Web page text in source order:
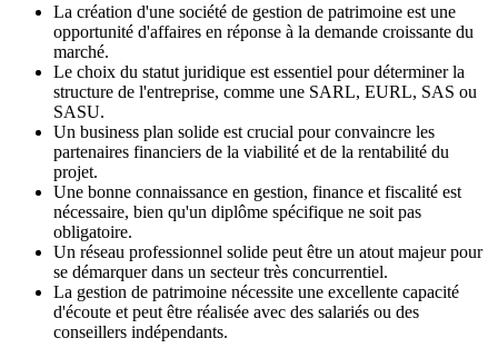
La création d'une société de gestion de patrimoine est une
opportunité d'affaires en réponse à la demande croissante du
marché.
Le choix du statut juridique est essentiel pour déterminer la
structure de l'entreprise, comme une SARL, EURL, SAS ou
SASU.
Un business plan solide est crucial pour convaincre les
partenaires financiers de la viabilité et de la rentabilité du
projet.
Une bonne connaissance en gestion, finance et fiscalité est
nécessaire, bien qu'un diplôme spécifique ne soit pas
obligatoire.
Un réseau professionnel solide peut être un atout majeur pour
se démarquer dans un secteur très concurrentiel.
La gestion de patrimoine nécessite une excellente capacité
d'écoute et peut être réalisée avec des salariés ou des
conseillers indépendants.